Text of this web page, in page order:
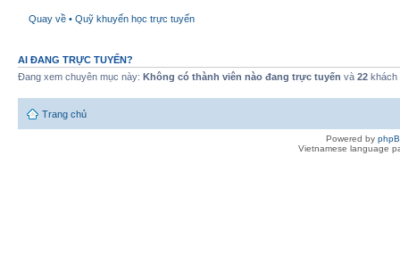
Quay về • Quỹ khuyến học trực tuyến
AI ĐANG TRỰC TUYẾN?
Đang xem chuyên mục này: Không có thành viên nào đang trực tuyến và 22 khách
Trang chủ
Powered by
Vietnamese language